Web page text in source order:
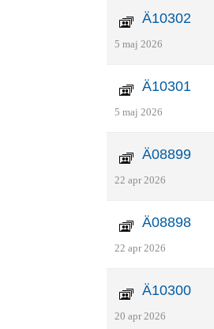
Ä10302
5 maj 2026
Ä10301
5 maj 2026
Ä08899
22 apr 2026
Ä08898
22 apr 2026
Ä10300
20 apr 2026